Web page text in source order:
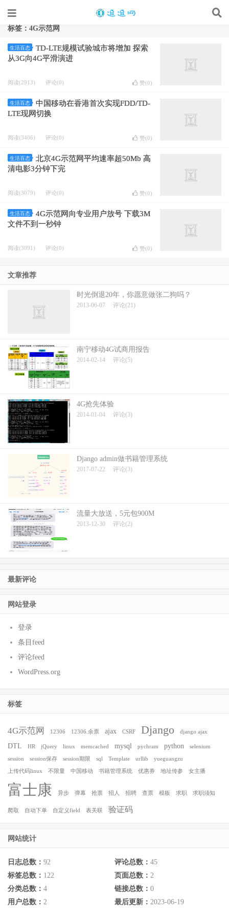
标签：4G示范网
生活百态
TD-LTE规模试验城市将增加 探索
从3G向4G平滑演进
阅读(2913) 评论(0) 赞(0)
生活百态
中国移动在香港首次实现FDD/TD-
LTE现网切换
阅读(3406) 评论(0) 赞(0)
生活百态
北京4G示范网平均速率超50Mb 高
清电影3分钟下完
阅读(3079) 评论(0) 赞(0)
生活百态
4G示范网向专业用户放号 下载3M
文件不到一秒钟
阅读(3091) 评论(0) 赞(0)
文章推荐
时光倒退20年，你愿意做张二狗吗？
2013-06-07 评论(21)
南宁移动4G试商用报告
2014-02-14 评论(5)
4G抢先体验
2014-01-04 评论(3)
Django admin做书籍管理系统
2017-07-22 评论(3)
流量大放送，5元包900M
2013-12-30 评论(2)
最新评论
网站登录
登录
条目feed
评论feed
WordPress.org
标签
4G示范网 12306 12306.余票 ajax CSRF Django django ajax
DTL HR jQuery linux memcached mysql pychram python selenium
session session保存 session期限 sql Template urllib yueguangzu
上传代码linux 不限量 中国移动 书籍管理系统 优惠券 地址传参 女主播
富士康 异步 弹幕 抢票 招人 招聘 查票 模板 求职 求职须知
爬取 自动下单 自定义field 表关联 验证码
网站统计
日志总数： 92 评论总数： 45
标签总数： 122 页面总数： 2
分类总数： 4 链接总数： 0
用户总数： 2 最后更新： 2023-06-19